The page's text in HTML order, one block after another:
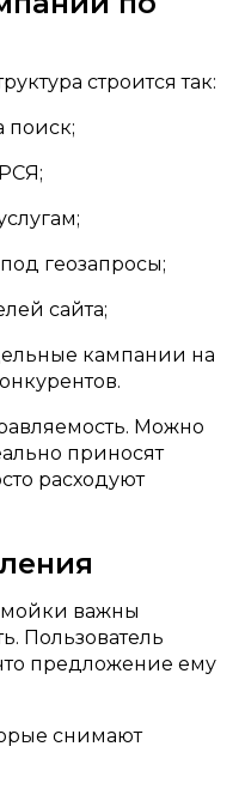
строится так:
поиск;
геозапросы;
сайта;
кампании на
Можно
приносят
расходуют
важны
Пользователь
предложение ему
снимают